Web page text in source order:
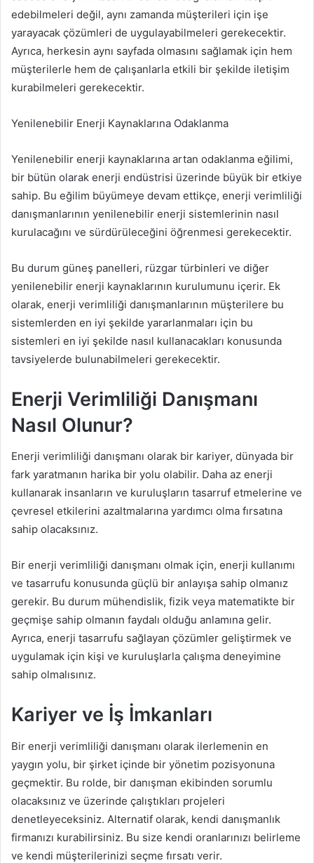
edebilmeleri değil, aynı zamanda müşterileri için işe
yarayacak çözümleri de uygulayabilmeleri gerekecektir.
Ayrıca, herkesin aynı sayfada olmasını sağlamak için hem
müşterilerle hem de çalışanlarla etkili bir şekilde iletişim
kurabilmeleri gerekecektir.
Yenilenebilir Enerji Kaynaklarına Odaklanma
Yenilenebilir enerji kaynaklarına artan odaklanma eğilimi,
bir bütün olarak enerji endüstrisi üzerinde büyük bir etkiye
sahip. Bu eğilim büyümeye devam ettikçe, enerji verimliliği
danışmanlarının yenilenebilir enerji sistemlerinin nasıl
kurulacağını ve sürdürüleceğini öğrenmesi gerekecektir.
Bu durum güneş panelleri, rüzgar türbinleri ve diğer
yenilenebilir enerji kaynaklarının kurulumunu içerir. Ek
olarak, enerji verimliliği danışmanlarının müşterilere bu
sistemlerden en iyi şekilde yararlanmaları için bu
sistemleri en iyi şekilde nasıl kullanacakları konusunda
tavsiyelerde bulunabilmeleri gerekecektir.
Enerji Verimliliği Danışmanı
Nasıl Olunur?
Enerji verimliliği danışmanı olarak bir kariyer, dünyada bir
fark yaratmanın harika bir yolu olabilir. Daha az enerji
kullanarak insanların ve kuruluşların tasarruf etmelerine ve
çevresel etkilerini azaltmalarına yardımcı olma fırsatına
sahip olacaksınız.
Bir enerji verimliliği danışmanı olmak için, enerji kullanımı
ve tasarrufu konusunda güçlü bir anlayışa sahip olmanız
gerekir. Bu durum mühendislik, fizik veya matematikte bir
geçmişe sahip olmanın faydalı olduğu anlamına gelir.
Ayrıca, enerji tasarrufu sağlayan çözümler geliştirmek ve
uygulamak için kişi ve kuruluşlarla çalışma deneyimine
sahip olmalısınız.
Kariyer ve İş İmkanları
Bir enerji verimliliği danışmanı olarak ilerlemenin en
yaygın yolu, bir şirket içinde bir yönetim pozisyonuna
geçmektir. Bu rolde, bir danışman ekibinden sorumlu
olacaksınız ve üzerinde çalıştıkları projeleri
denetleyeceksiniz. Alternatif olarak, kendi danışmanlık
firmanızı kurabilirsiniz. Bu size kendi oranlarınızı belirleme
ve kendi müşterilerinizi seçme fırsatı verir.